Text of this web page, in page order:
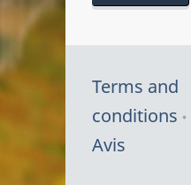
Terms and
conditions
Avis